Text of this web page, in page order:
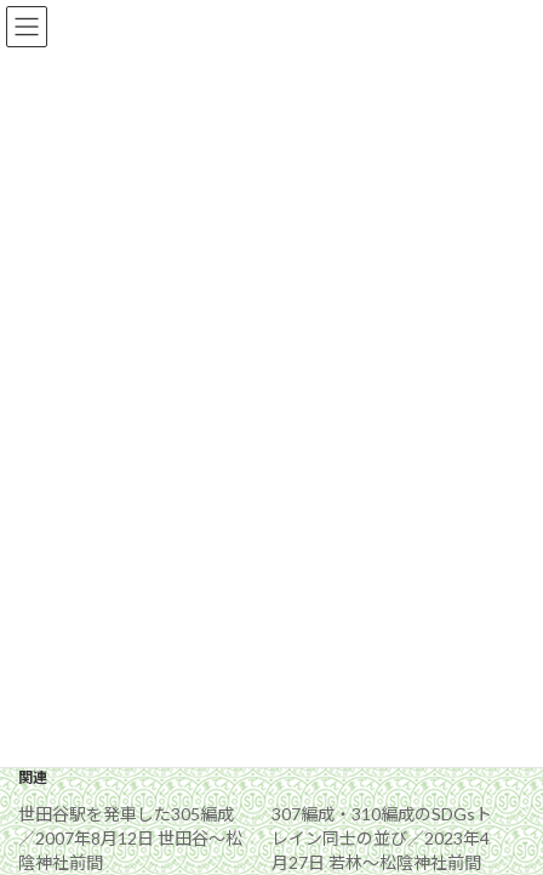
コ
ン
ナ
ビ
関連
世田谷駅を発車した305編成
／2007年8月12日 世田谷〜松
陰神社前間
307編成・310編成のSDGsト
レイン同士の並び／2023年4
月27日 若林〜松陰神社前間